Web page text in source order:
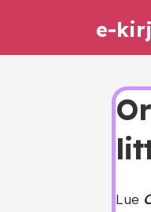
e-
Lue